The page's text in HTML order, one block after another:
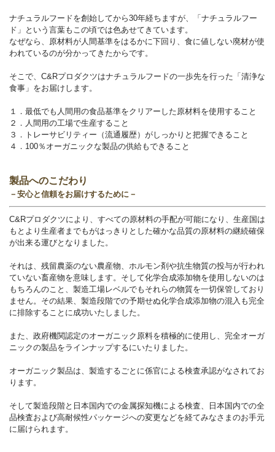
ナチュラルフードを創始してから30年経ちますが、「ナチュラルフー
ド」という言葉もこの頃では色あせてきています。
なぜなら、原材料が人間基準をはるかに下回り、食に値しない廃材が使
われているのが分かってきたからです。
そこで、C&Rプロダクツはナチュラルフードの一歩先を行った「清浄な
食事」をお届けします。
１．最低でも人間用の食品基準をクリアーした原材料を使用すること
２．人間用の工場で生産すること
３．トレーサビリティー（流通履歴）がしっかりと把握できること
４．100％オーガニックな製品の供給もできること
製品へのこだわり
－安心と信頼をお届けするために－
C&Rプロダクツにより、すべての原材料の手配が可能になり、生産国は
もとより生産者までもがはっきりとした確かな品質の原材料の継続確保
が出来る運びとなりました。
それは、残留農薬のない農産物、ホルモン剤や抗生物質の投与が行われ
ていない畜産物を意味します。そして化学合成添加物を使用しないのは
もちろんのこと、製造工場レベルでもそれらの物質を一切保管しており
ません。その結果、製造段階での予期せぬ化学合成添加物の混入も完全
に排除することに成功いたしました。
また、政府機関認定のオーガニック原料を積極的に使用し、完全オーガ
ニックの製品をラインナップするにいたりました。
オーガニック製品は、製造するごとに係官による検査承認がなされてお
ります。
そして製造段階と日本国内での金属探知機による検査、日本国内での全
品検査および高耐候性パッケージへの変更などを経てみなさまのお手元
に届けられます。